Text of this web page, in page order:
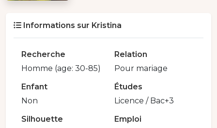
Informations sur Kristina
Recherche
Homme (age: 30-85)
Relation
Pour mariage
Enfant
Non
Études
Licence / Bac+3
Silhouette
Emploi